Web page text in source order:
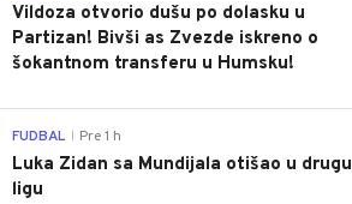
Vildoza otvorio dušu po dolasku u
Partizan! Bivši as Zvezde iskreno o
šokantnom transferu u Humsku!
FUDBAL Pre 1 h
Luka Zidan sa Mundijala otišao u drugu
ligu